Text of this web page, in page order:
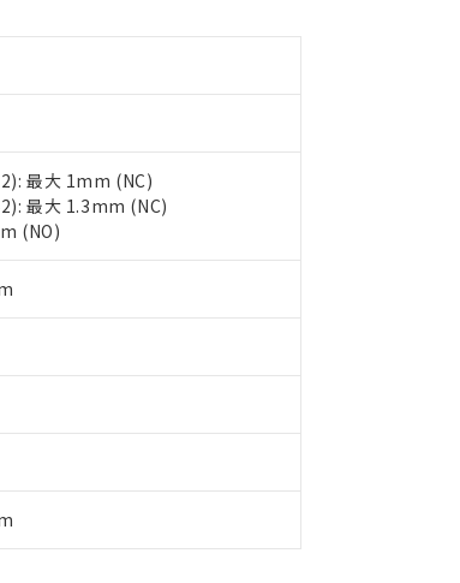
最大 1mm (NC)
最大 1.3mm (NC)
(NO)